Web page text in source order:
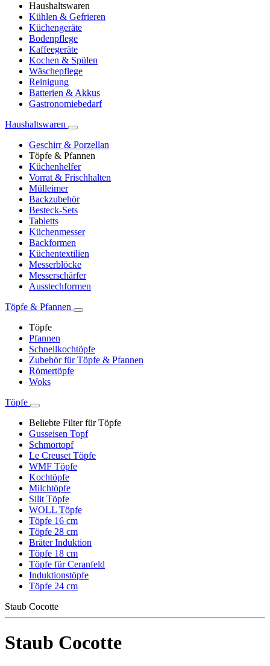
Haushaltswaren
Kühlen & Gefrieren
Küchengeräte
Bodenpflege
Kaffeegeräte
Kochen & Spülen
Wäschepflege
Reinigung
Batterien & Akkus
Gastronomiebedarf
Haushaltswaren
Geschirr & Porzellan
Töpfe & Pfannen
Küchenhelfer
Vorrat & Frischhalten
Mülleimer
Backzubehör
Besteck-Sets
Tabletts
Küchenmesser
Backformen
Küchentextilien
Messerblöcke
Messerschärfer
Ausstechformen
Töpfe & Pfannen
Töpfe
Pfannen
Schnellkochtöpfe
Zubehör für Töpfe & Pfannen
Römertöpfe
Woks
Töpfe
Beliebte Filter für Töpfe
Gusseisen Topf
Schmortopf
Le Creuset Töpfe
WMF Töpfe
Kochtöpfe
Milchtöpfe
Silit Töpfe
WOLL Töpfe
Töpfe 16 cm
Töpfe 28 cm
Bräter Induktion
Töpfe 18 cm
Töpfe für Ceranfeld
Induktionstöpfe
Töpfe 24 cm
Staub Cocotte
Staub Cocotte